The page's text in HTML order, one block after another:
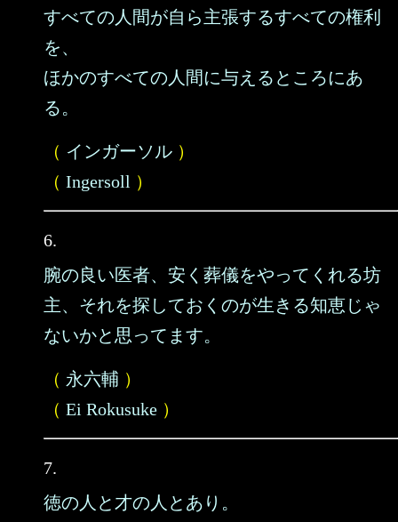
すべての人間が自ら主張するすべての権利
を、
ほかのすべての人間に与えるところにあ
る。
（ インガーソル ）
（ Ingersoll ）
6.
腕の良い医者、安く葬儀をやってくれる坊
主、それを探しておくのが生きる知恵じゃ
ないかと思ってます。
（ 永六輔 ）
（ Ei Rokusuke ）
7.
徳の人と才の人とあり。